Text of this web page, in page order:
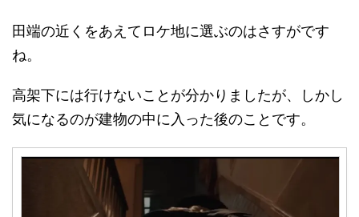
田端の近くをあえてロケ地に選ぶのはさすがです
ね。
高架下には行けないことが分かりましたが、しかし
気になるのが建物の中に入った後のことです。